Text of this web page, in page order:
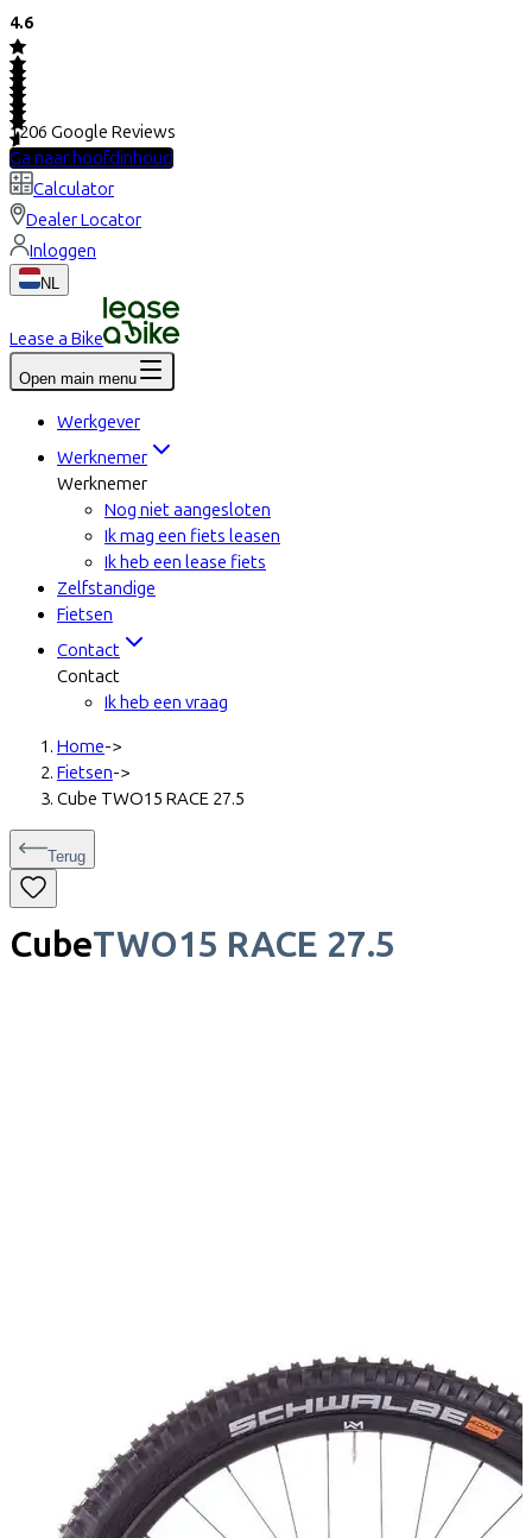
4.6
1206 Google Reviews
Ga naar hoofdinhoud
Calculator
Dealer Locator
Inloggen
NL
Lease a Bike
Open main menu
Werkgever
Werknemer
Werknemer
Nog niet aangesloten
Ik mag een fiets leasen
Ik heb een lease fiets
Zelfstandige
Fietsen
Contact
Contact
Ik heb een vraag
Home->
Fietsen->
Cube TWO15 RACE 27.5
Terug
CubeTWO15 RACE 27.5